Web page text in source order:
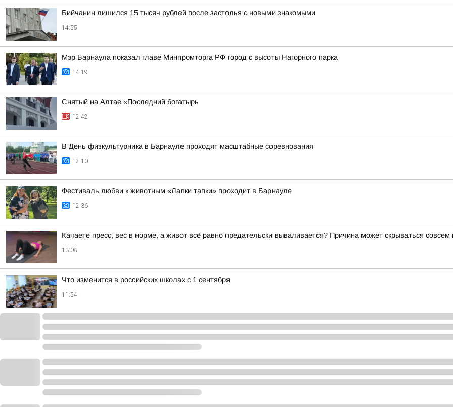
Бийчанин лишился 15 тысяч рублей после застолья с новыми знакомыми
14:55
Мэр Барнаула показал главе Минпромторга РФ город с высоты Нагорного парка
14:19
Снятый на Алтае «Последний богатырь
12:42
В День физкультурника в Барнауле проходят масштабные соревнования
12:10
Фестиваль любви к животным «Лапки тапки» проходит в Барнауле
12:36
Качаете пресс, вес в норме, а живот всё равно предательски вываливается? Причина может скрываться
13:08
Что изменится в российских школах с 1 сентября
11:54